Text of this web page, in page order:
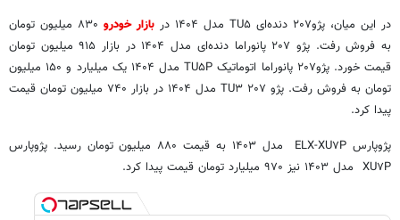
در این میان، پژو۲۰۷ دنده‌ای TU۵ مدل ۱۴۰۴ در
بازار خودرو
۸۳۰ میلیون تومان
به فروش رفت. پژو ۲۰۷ پانوراما دنده‌ای مدل ۱۴۰۴ در بازار ۹۱۵ میلیون تومان
قیمت خورد. پژو۲۰۷ پانوراما اتوماتیک TU۵P مدل ۱۴۰۴ یک میلیارد و ۱۵۰ میلیون
تومان به فروش رفت. پژو ۲۰۷ TU۳ مدل ۱۴۰۴ در بازار ۷۴۰ میلیون تومان قیمت
پیدا کرد.
پژوپارس ELX-XU۷P مدل ۱۴۰۳ به قیمت ۸۸۰ میلیون تومان رسید. پژوپارس
XU۷P مدل ۱۴۰۳ نیز ۹۷۰ میلیارد تومان قیمت پیدا کرد.